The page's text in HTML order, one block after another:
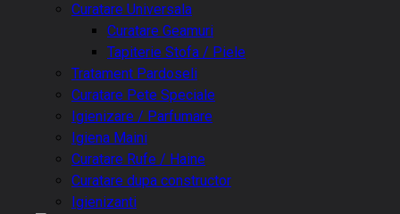
Curatare Universala
Curatare Geamuri
Tapiterie Stofa / Piele
Tratament Pardoseli
Curatare Pete Speciale
Igienizare / Parfumare
Igiena Maini
Curatare Rufe / Haine
Curatare dupa constructor
Igienizanti